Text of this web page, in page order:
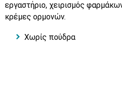
εργαστήριο, χειρισμός
κρέμες ορμονών.
Χωρίς πούδρα